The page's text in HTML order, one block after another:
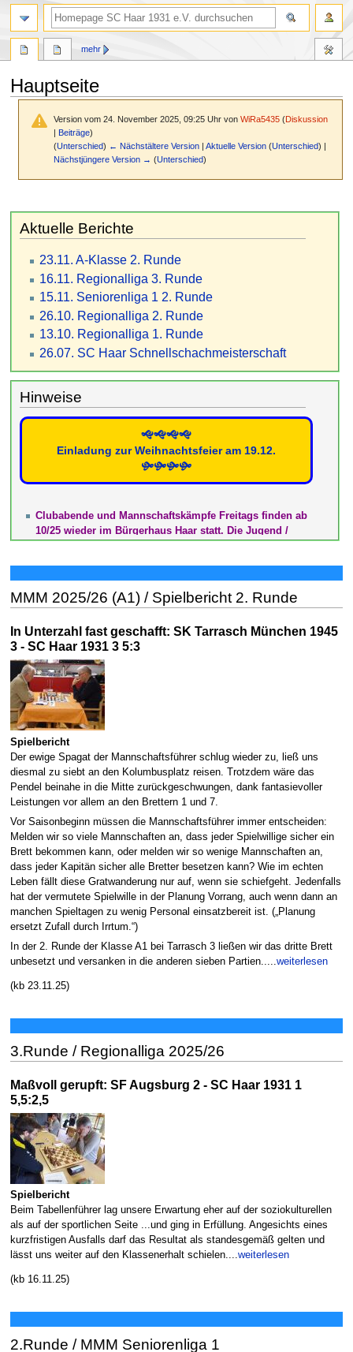
Hauptseite
Version vom 24. November 2025, 09:25 Uhr vonWiRa5435 (Diskussion
|Beiträge)
(Unterschied) ← Nächstältere Version |Aktuelle Version (Unterschied) |
Nächstjüngere Version → (Unterschied)
Navigation
springen
Suche
springen
Aktuelle Berichte
23.11. A-Klasse 2. Runde
16.11. Regionalliga 3. Runde
15.11. Seniorenliga 1 2. Runde
26.10. Regionalliga 2. Runde
13.10. Regionalliga 1. Runde
26.07. SC Haar Schnellschachmeisterschaft
21.07. SC Haar Blitzmeisterschaft
03.07. Schach und Zahl am 11.07
Hinweise
🙝🙝🙝🙝
Einladung zur Weihnachtsfeier am 19.12.
🙟🙟🙟🙟
Clubabende und Mannschaftskämpfe Freitags finden ab
10/25 wieder im Bürgerhaus Haar statt. Die Jugend /
Eine größere Anzahl von Turnieren finden sich unter
"Termine - Turniere". Interessenten bitte dort nach Details
noch nicht eingetragen sind, bitte per mail anWebmaster
MMM 2025/26 (A1) / Spielbericht 2. Runde
In Unterzahl fast geschafft: SK Tarrasch München 1945
3 - SC Haar 1931 3 5:3
Spielbericht
Der ewige Spagat der Mannschaftsführer schlug wieder zu, ließ uns
diesmal zu siebt an den Kolumbusplatz reisen. Trotzdem wäre das
Pendel beinahe in die Mitte zurückgeschwungen, dank fantasievoller
Leistungen vor allem an den Brettern 1 und 7.
Vor Saisonbeginn müssen die Mannschaftsführer immer entscheiden:
Melden wir so viele Mannschaften an, dass jeder Spielwillige sicher ein
Brett bekommen kann, oder melden wir so wenige Mannschaften an,
dass jeder Kapitän sicher alle Bretter besetzen kann? Wie im echten
Leben fällt diese Gratwanderung nur auf, wenn sie schiefgeht. Jedenfalls
hat der vermutete Spielwille in der Planung Vorrang, auch wenn dann an
manchen Spieltagen zu wenig Personal einsatzbereit ist. („Planung
ersetzt Zufall durch Irrtum.“)
In der 2. Runde der Klasse A1 bei Tarrasch 3 ließen wir das dritte Brett
unbesetzt und versanken in die anderen sieben Partien.....weiterlesen
(kb 23.11.25)
3.Runde / Regionalliga 2025/26
Maßvoll gerupft: SF Augsburg 2 - SC Haar 1931 1
5,5:2,5
Spielbericht
Beim Tabellenführer lag unsere Erwartung eher auf der soziokulturellen
als auf der sportlichen Seite ...und ging in Erfüllung. Angesichts eines
kurzfristigen Ausfalls darf das Resultat als standesgemäß gelten und
lässt uns weiter auf den Klassenerhalt schielen....weiterlesen
(kb 16.11.25)
2.Runde / MMM Seniorenliga 1
mehr
Suche